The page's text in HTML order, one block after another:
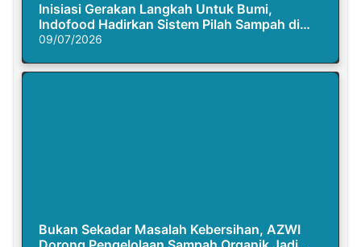
Inisiasi Gerakan Langkah Untuk Bumi,
Indofood Hadirkan Sistem Pilah Sampah di
Semasa Piknik
09/07/2026
Bukan Sekadar Masalah Kebersihan, AZWI